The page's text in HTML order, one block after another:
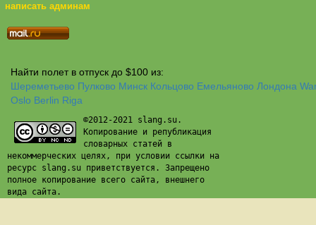
написать админам
Найти полет в отпуск до $100 из:
Шереметьево Пулково Минск Кольцово Емельяново Лондона
Oslo Berlin Riga
©2012-2021 slang.su.
Копирование и републикация
словарных статей в
некоммерческих целях, при условии ссылки на
ресурс slang.su приветствуется. Запрещено
полное копирование всего сайта, внешнего
вида сайта.